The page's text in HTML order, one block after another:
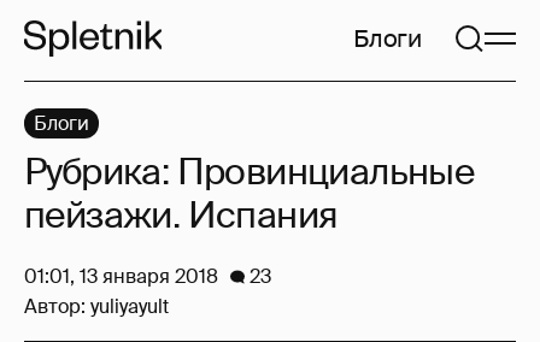
Блоги
Блоги
Рубрика: Провинциальные
пейзажи. Испания
01:01, 13 января 2018
23
Автор: yuliyayult